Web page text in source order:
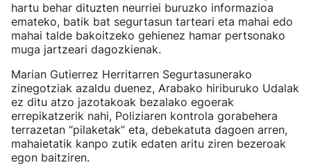
hartu behar dituzten neurriei buruzko informazioa
emateko, batik bat segurtasun tarteari eta mahai edo
mahai talde bakoitzeko gehienez hamar pertsonako
muga jartzeari dagozkienak.
Marian Gutierrez Herritarren Segurtasunerako
zinegotziak azaldu duenez, Arabako hiriburuko Udalak
ez ditu atzo jazotakoak bezalako egoerak
errepikatzerik nahi, Poliziaren kontrola gorabehera
terrazetan “pilaketak” eta, debekatuta dagoen arren,
mahaietatik kanpo zutik edaten aritu ziren bezeroak
egon baitziren.